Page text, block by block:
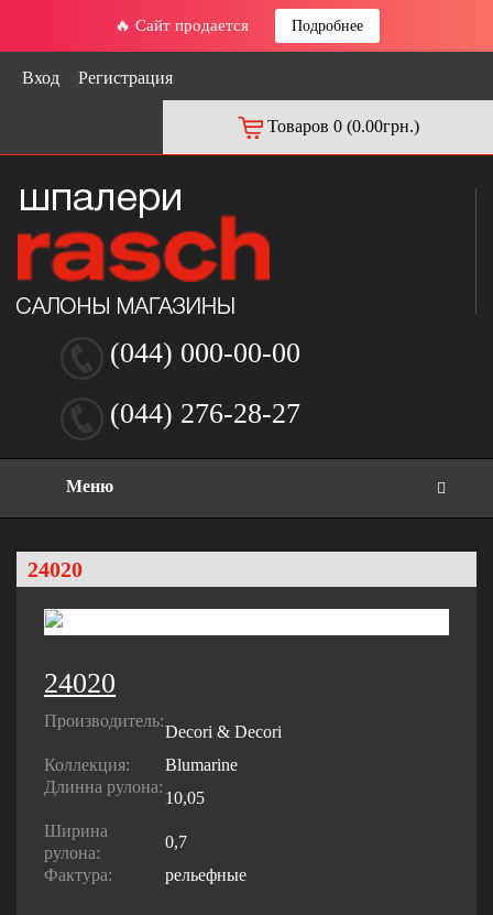
🔥 Сайт продается Подробнее
Вход Регистрация
Товаров 0 (0.00грн.)
(044) 000-00-00
(044) 276-28-27
Меню
24020
24020
Производитель:
Decori & Decori
Коллекция:
Blumarine
Длинна рулона:
10,05
Ширина
рулона:
0,7
Фактура:
рельефные